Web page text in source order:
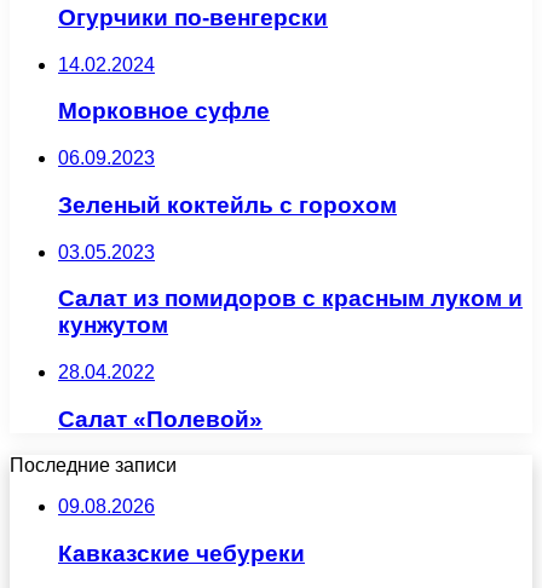
Огурчики по-венгерски
14.02.2024
Морковное суфле
06.09.2023
Зеленый коктейль с горохом
03.05.2023
Салат из помидоров с красным луком и
кунжутом
28.04.2022
Салат «Полевой»
Последние записи
09.08.2026
Кавказские чебуреки